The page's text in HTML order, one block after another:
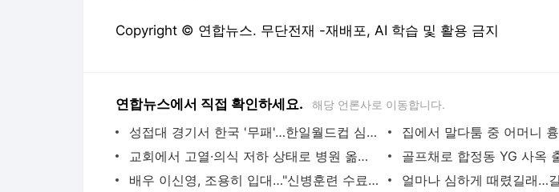
Copyright © 연합뉴스. 무단전재 -재배포, AI 학습 및 활용 금지
연합뉴스에서 직접 확인하세요. 해당 언론사로 이동합니다.
성접대 경기서 한국 '무패'…한일월드컵 심판매수설 재점화될 듯 | 연합뉴스
교회에서 고열·의식 저하 상태로 병원 옮겨진 어린이 사망 | 연합뉴스
배우 이신영, 조용히 입대…"신병훈련 수료, 군 생활 집중" | 연합뉴스